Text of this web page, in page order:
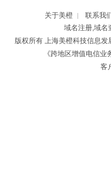
关于美橙 |
联系我
域名注册,域名
版权所有 上海美橙科技信息
《跨地区增值电信
客